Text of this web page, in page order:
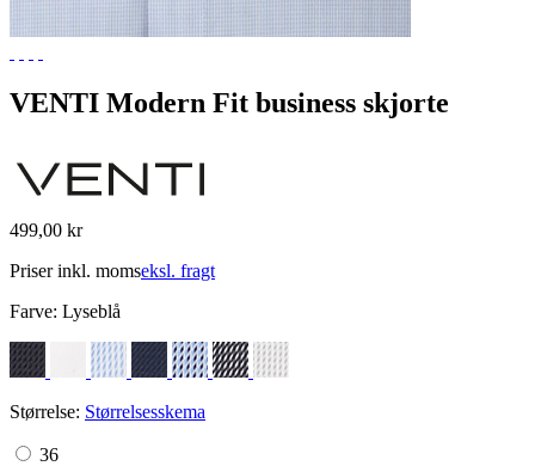
VENTI Modern Fit business skjorte
499,00 kr
Priser inkl. momseksl. fragt
Farve: Lyseblå
Størrelse: Størrelsesskema
36